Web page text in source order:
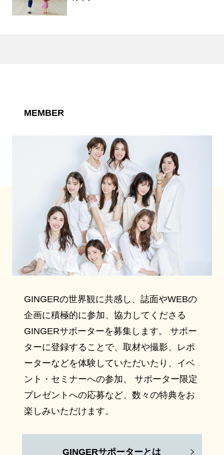
MEMBER
GINGERの世界観に共感し、誌面やWEBの
企画に積極的に参加、協力してくださる
GINGERサポーターを募集します。 サポー
ターに登録することで、取材や撮影、レポ
ーターなどを体験していただいたり、イベ
ント・セミナーへの参加、 サポーター限定
プレゼントへの応募など、数々の特典をお
楽しみいただけます。
GINGERサポーターとは